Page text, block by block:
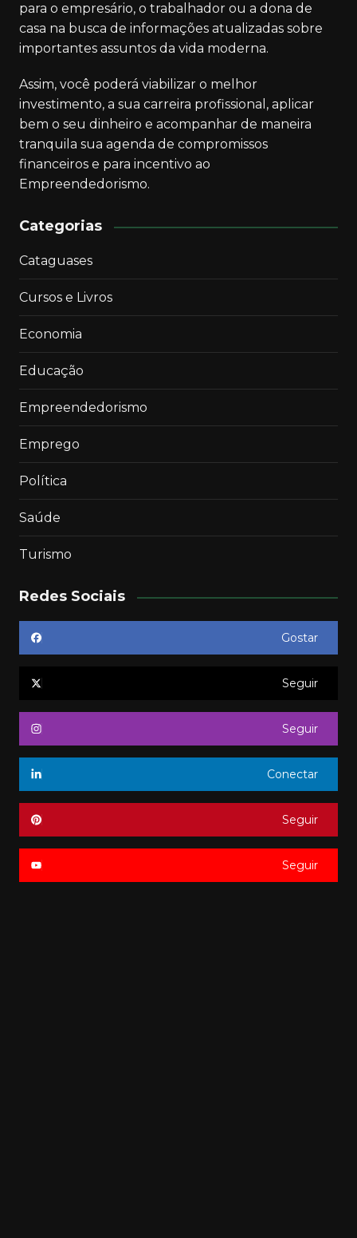
para o empresário, o trabalhador ou a dona de
casa na busca de informações atualizadas sobre
importantes assuntos da vida moderna.
Assim, você poderá viabilizar o melhor
investimento, a sua carreira profissional, aplicar
bem o seu dinheiro e acompanhar de maneira
tranquila sua agenda de compromissos
financeiros e para incentivo ao
Empreendedorismo.
Categorias
Cataguases
Cursos e Livros
Economia
Educação
Empreendedorismo
Emprego
Política
Saúde
Turismo
Redes Sociais
Gostar
Seguir
Seguir
Conectar
Seguir
Seguir